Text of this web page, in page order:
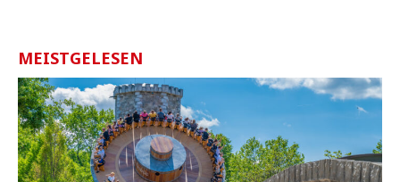
MEISTGELESEN